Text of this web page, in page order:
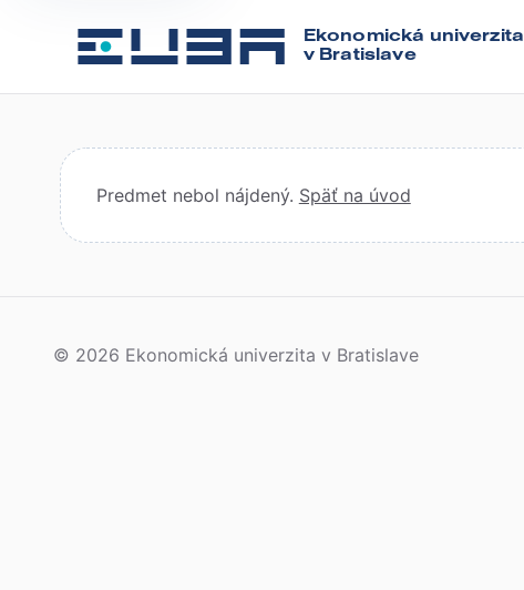
Ekonomická univerzita
v Bratislave
Predmet nebol nájdený. Späť na úvod
© 2026 Ekonomická univerzita v Bratislave